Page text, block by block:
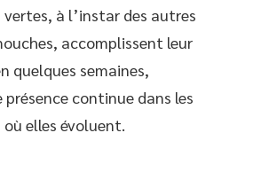
vertes, à l’instar des autres
accomplissent leur
quelques semaines,
continue dans les
elles évoluent.